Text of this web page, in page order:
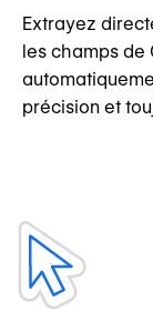
Extrayez
les champs de
précision et